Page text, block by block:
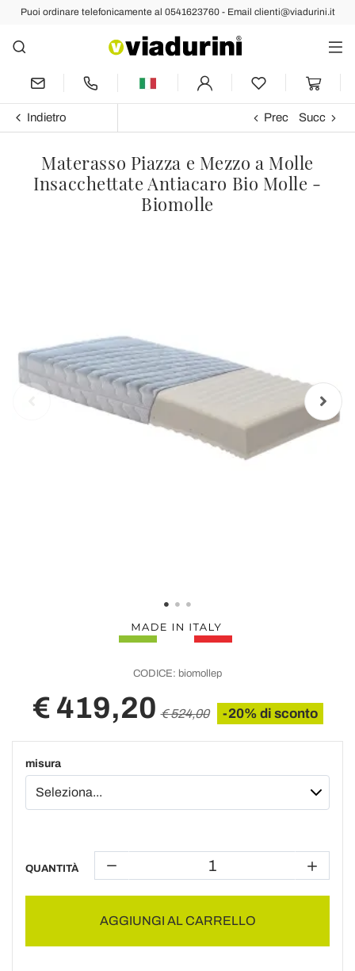
Puoi ordinare telefonicamente al 0541623760 - Email clienti@viadurini.it
Indietro Prec Succ
Materasso Piazza e Mezzo a Molle
Insacchettate Antiacaro Bio Molle -
Biomolle
CODICE: biomollep
€ 419,20 € 524,00 -20% di sconto
misura
QUANTITÀ
AGGIUNGI AL CARRELLO